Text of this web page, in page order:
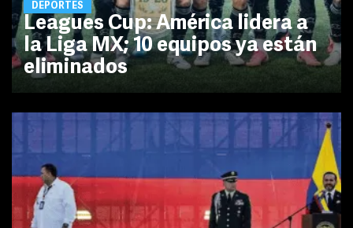
DEPORTES
Leagues Cup: América lidera a
la Liga MX; 10 equipos ya están
eliminados